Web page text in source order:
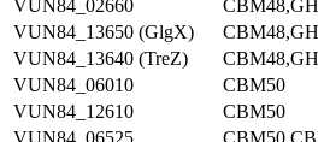
VUN84_02660
VUN84_13650 (GlgX)
VUN84_13640 (TreZ)
VUN84_06010
CBM50
VUN84_12610
CBM50
VUN84_06525